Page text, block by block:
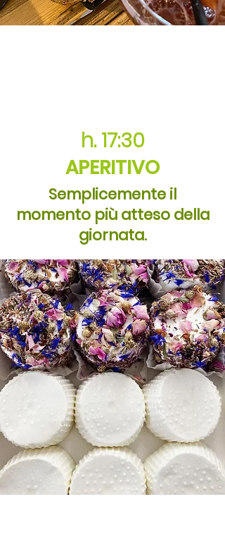
h. 17:30
APERITIVO
Semplicemente il
momento più atteso della
giornata.